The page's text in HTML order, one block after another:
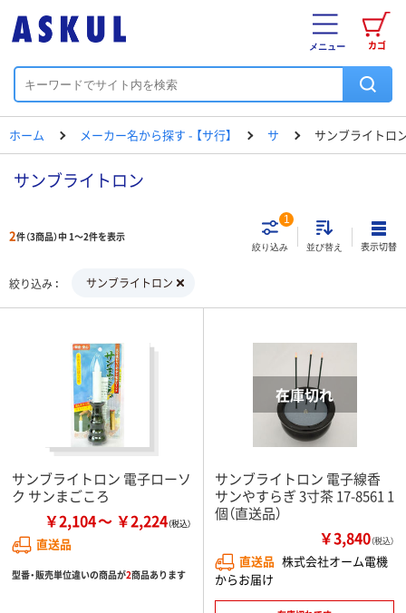
カゴ
メニュー
ホーム メーカー名から探す - 【サ行】 サ サンブライトロ
サンブライトロン
2件（3商品）中 1～2件を表示
絞り込み
1
並び替え 表示切替
絞り込み サンブライトロン
サンブライトロン 電子ローソ
ク サンまごころ
￥2,104 ￥2,224
直送品
型番・販売単位違いの商品が2商品あります
サンブライトロン 電子線香
サンやすらぎ 3寸茶 17-8561 1
個（直送品）
￥3,840（税込）
直送品 株式会社オーム電機
からお届け